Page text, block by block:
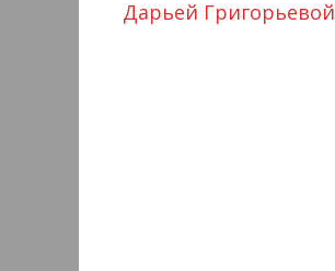
Дарьей Григорьевой